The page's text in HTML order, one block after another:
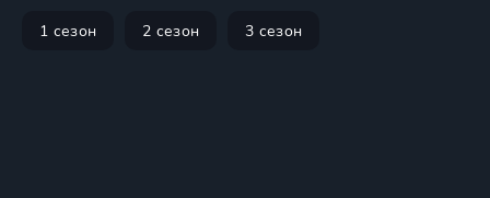
1 сезон 2 сезон 3 сезон